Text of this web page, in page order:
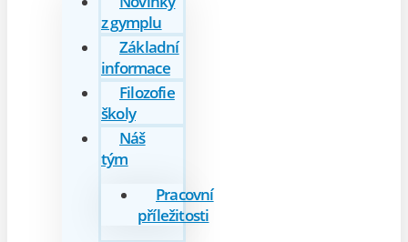
z gymplu
Základní
informace
Filozofie
školy
Náš
tým
Pracovní
příležitosti